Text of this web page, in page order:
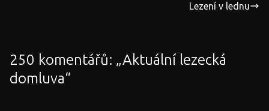
Lezení v lednu
250 komentářů: „Aktuální lezecká
domluva“